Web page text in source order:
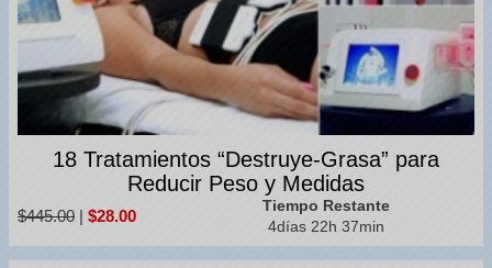
18 Tratamientos “Destruye-Grasa” para
Reducir Peso y Medidas
$445.00 | $28.00
Tiempo Restante
4días 22h 37min